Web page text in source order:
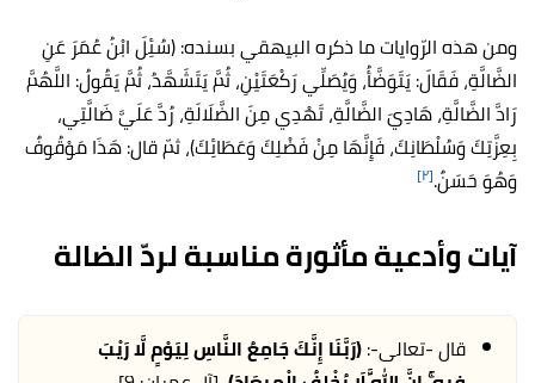
ومن هذه الرّوايات ما ذكره البيهقي بسنده: (سُئِلَ ابْنُ عُمَرَ عَنِ
الضَّالَّةِ، فَقَالَ: يَتَوَضَّأُ، وَيُصَلِّي رَكْعَتَيْنِ، ثُمَّ يَتَشَهَّدُ، ثُمَّ يَقُولُ: اللَّهُمَّ
رَادَّ الضَّالَّةِ، هَادِيَ الضَّالَّةِ، تَهْدِي مِنَ الضَّلَالَةِ، رُدَّ عَلَيَّ ضَالَّتِي،
بِعِزَّتِكَ وَسُلْطَانِكَ، فَإِنَّهَا مِنْ فَضْلِكَ وَعَطَائِكَ)، ثمّ قال: هَذَا مَوْقُوفٌ
وَهُوَ حَسَنٌ.[٢]
آيات وأدعية مأثورة مناسبة لردّ الضالة
قال -تعالى-:(رَبَّنَا إِنَّكَ جَامِعُ النَّاسِ لِيَوْمٍ لَّا رَيْبَ